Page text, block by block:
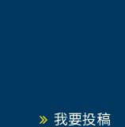
我要投稿